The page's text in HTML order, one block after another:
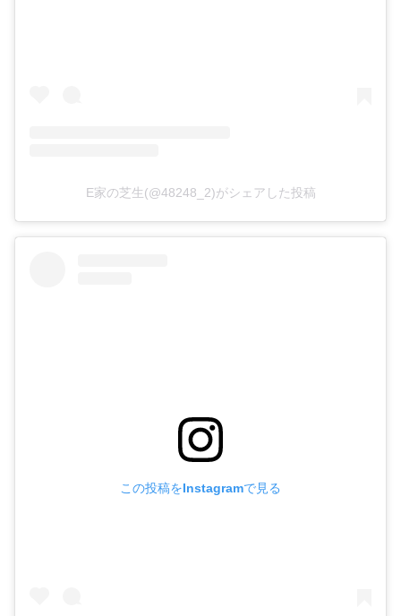
E家の芝生(@48248_2)がシェアした投稿
この投稿をInstagramで見る